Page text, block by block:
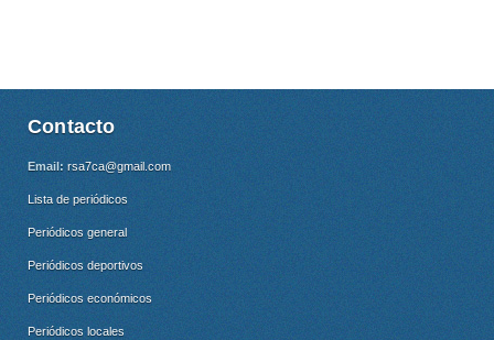
Contacto
Email: rsa7ca@gmail.com
Lista de periódicos
Periódicos general
Periódicos deportivos
Periódicos económicos
Periódicos locales